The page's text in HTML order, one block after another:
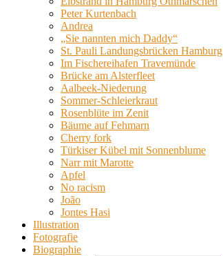
Peter Kurtenbach
Andrea
„Sie nannten mich Daddy“
St. Pauli Landungsbrücken Hamburg
Im Fischereihafen Travemünde
Brücke am Alsterfleet
Aalbeek-Niederung
Sommer-Schleierkraut
Rosenblüte im Zenit
Bäume auf Fehmarn
Cherry fork
Türkiser Kübel mit Sonnenblume
Narr mit Marotte
Apfel
No racism
João
Jontes Hasi
Illustration
Fotografie
Biographie